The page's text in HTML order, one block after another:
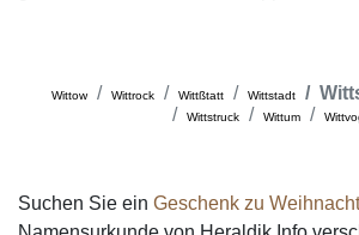
Wittow Wittrock Wittßtatt Wittstadt
Wittstruck
Wittum
Suchen Sie ein Geschenk zu